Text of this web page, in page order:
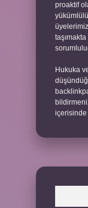
proaktif
Hukuka
içerisinde